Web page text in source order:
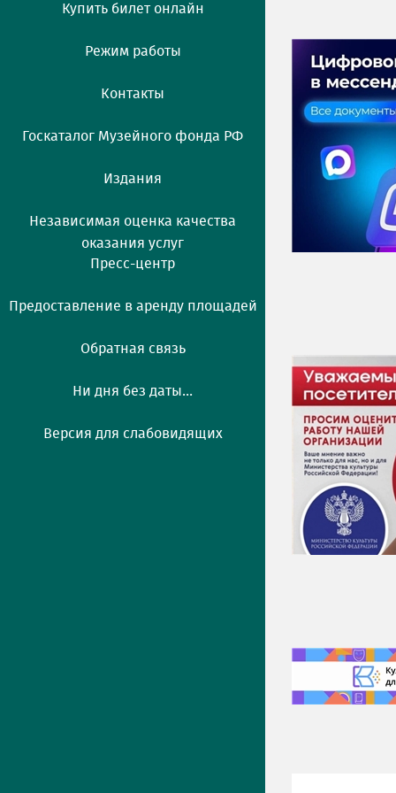
Купить билет онлайн
Режим работы
Контакты
Госкаталог Музейного фонда РФ
Издания
Независимая оценка качества
оказания услуг
Пресс-центр
Предоставление в аренду площадей
Обратная связь
Ни дня без даты...
Версия для слабовидящих